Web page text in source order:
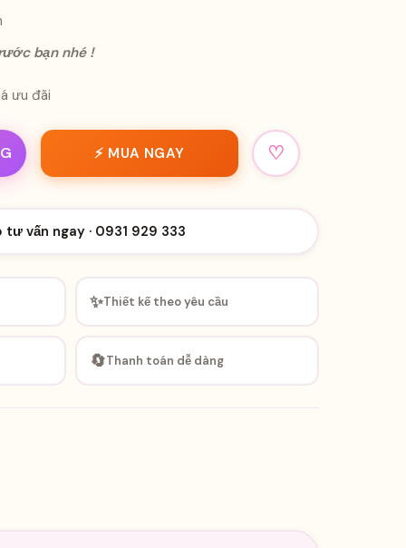
bạn nhé !
ưu đãi
⚡ MUA NGAY ♡
tư vấn ngay · 0931 929 333
✨Thiết kế theo yêu cầu
🔄Thanh toán dễ dàng